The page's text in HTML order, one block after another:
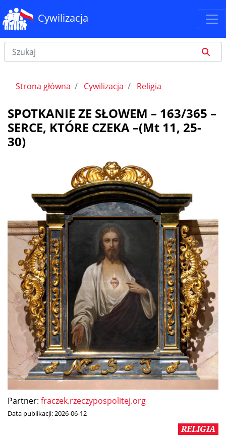
Cywilizacja
Strona główna Cywilizacja Religia
SPOTKANIE ZE SŁOWEM – 163/365 –
SERCE, KTÓRE CZEKA –(Mt 11, 25-
30)
Partner: fraczek.rzeczypospolitej.org
Data publikacji: 2026-06-12
RELIGIA